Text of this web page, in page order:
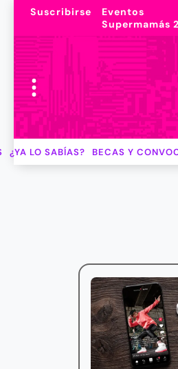
Suscribirse
Eventos
Supermamás
¿YA LO SABÍAS? BECAS Y